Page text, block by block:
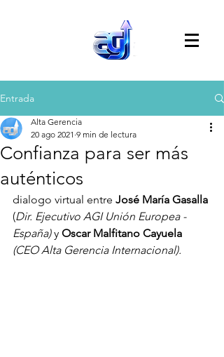
Entrada
Confianza para ser más
auténticos
Alta Gerencia
20 ago 2021 9 min de lectura
dialogo virtual entre José María Gasalla
(Dir. Ejecutivo AGI Unión Europea -
España) y Oscar Malfitano Cayuela
(CEO Alta Gerencia Internacional).